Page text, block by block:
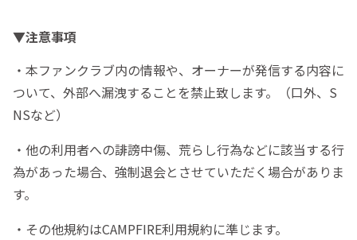
▼注意事項
・本ファンクラブ内の情報や、オーナーが発信する内容に
ついて、外部へ漏洩することを禁止致します。（口外、S
NSなど）
・他の利用者への誹謗中傷、荒らし行為などに該当する行
為があった場合、強制退会とさせていただく場合がありま
す。
・その他規約はCAMPFIRE利用規約に準じます。